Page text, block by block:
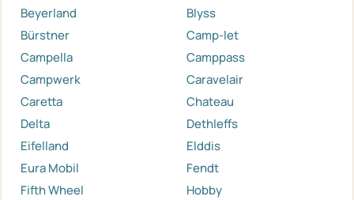
Beyerland
Blyss
Bürstner
Camp-let
Campella
Camppass
Campwerk
Caravelair
Caretta
Chateau
Delta
Dethleffs
Eifelland
Elddis
Eura Mobil
Fendt
Fifth Wheel
Hobby